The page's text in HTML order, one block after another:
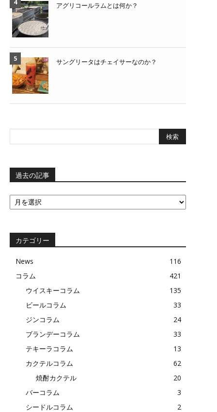
アグリコールラムとは何か？
サングリータはチェイサーなのか？
過去の記事
過
去
事
カテゴリー
News
116
コラム
421
ウイスキーコラム
135
ビールコラム
33
ジンコラム
24
ブランデーコラム
33
テキーラコラム
13
カクテルコラム
62
焼酎カクテル
20
バーコラム
3
シードルコラム
2